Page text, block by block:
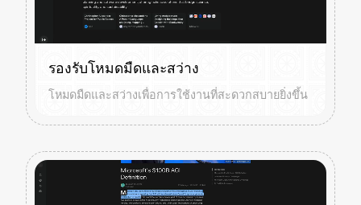
รองรับโหมดมืดและสว่าง
โหมดมืดและสว่างเพื่อการใช้งานที่สะดวกสบายยิ่งขึ้น